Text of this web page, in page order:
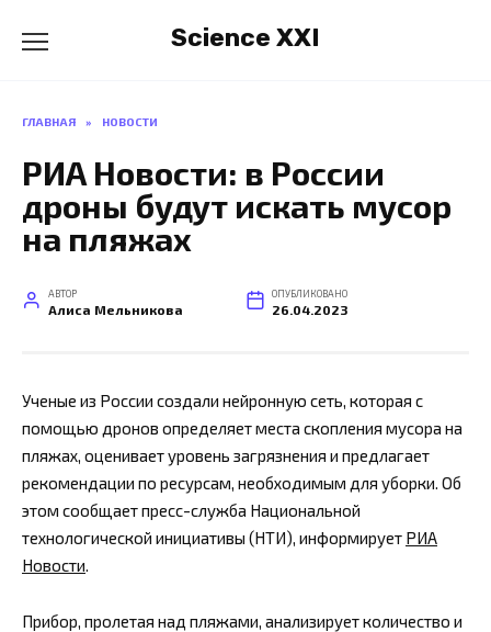
содержанию
Science XXI
ГЛАВНАЯ » НОВОСТИ
РИА Новости: в России
дроны будут искать мусор
на пляжах
АВТОР
Алиса Мельникова
ОПУБЛИКОВАНО
26.04.2023
Ученые из России создали нейронную сеть, которая с
помощью дронов определяет места скопления мусора на
пляжах, оценивает уровень загрязнения и предлагает
рекомендации по ресурсам, необходимым для уборки. Об
этом сообщает пресс-служба Национальной
технологической инициативы (НТИ), информирует РИА
Новости.
Прибор, пролетая над пляжами, анализирует количество и